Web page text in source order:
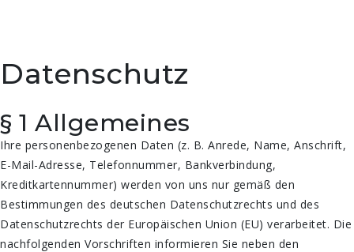
Datenschutz
§ 1 Allgemeines
Ihre personenbezogenen Daten (z. B. Anrede, Name, Anschrift,
E-Mail-Adresse, Telefonnummer, Bankverbindung,
Kreditkartennummer) werden von uns nur gemäß den
Bestimmungen des deutschen Datenschutzrechts und des
Datenschutzrechts der Europäischen Union (EU) verarbeitet. Die
nachfolgenden Vorschriften informieren Sie neben den